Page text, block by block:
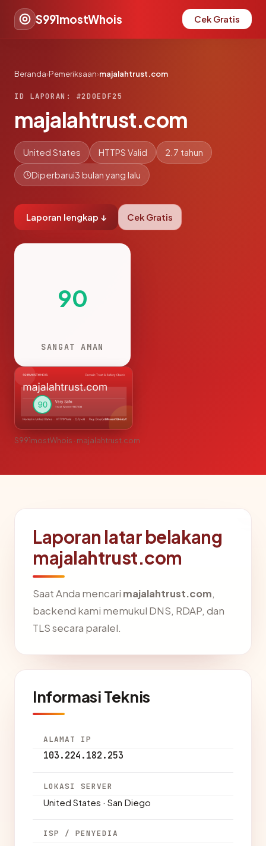
S991mostWhois Cek Gratis
Beranda›Pemeriksaan›majalahtrust.com
ID LAPORAN: #2D0EDF25
majalahtrust.com
United States HTTPS Valid 2.7 tahun
Diperbarui3 bulan yang lalu
Laporan lengkap ↓ Cek Gratis
90
SANGAT AMAN
S991mostWhois · majalahtrust.com
Laporan latar belakang
majalahtrust.com
Saat Anda mencari majalahtrust.com,
backend kami memukul DNS, RDAP, dan
TLS secara paralel.
Informasi Teknis
ALAMAT IP
103.224.182.253
LOKASI SERVER
United States · San Diego
ISP / PENYEDIA